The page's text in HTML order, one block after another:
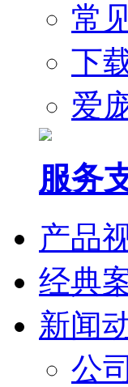
常
下
爱
服务
产品
经典
新闻
公